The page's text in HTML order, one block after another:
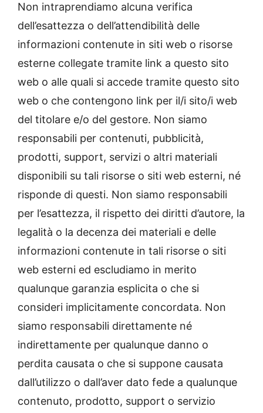
Non intraprendiamo alcuna verifica
dell’esattezza o dell’attendibilità delle
informazioni contenute in siti web o risorse
esterne collegate tramite link a questo sito
web o alle quali si accede tramite questo sito
web o che contengono link per il/i sito/i web
del titolare e/o del gestore. Non siamo
responsabili per contenuti, pubblicità,
prodotti, support, servizi o altri materiali
disponibili su tali risorse o siti web esterni, né
risponde di questi. Non siamo responsabili
per l’esattezza, il rispetto dei diritti d’autore, la
legalità o la decenza dei materiali e delle
informazioni contenute in tali risorse o siti
web esterni ed escludiamo in merito
qualunque garanzia esplicita o che si
consideri implicitamente concordata. Non
siamo responsabili direttamente né
indirettamente per qualunque danno o
perdita causata o che si suppone causata
dall’utilizzo o dall’aver dato fede a qualunque
contenuto, prodotto, support o servizio